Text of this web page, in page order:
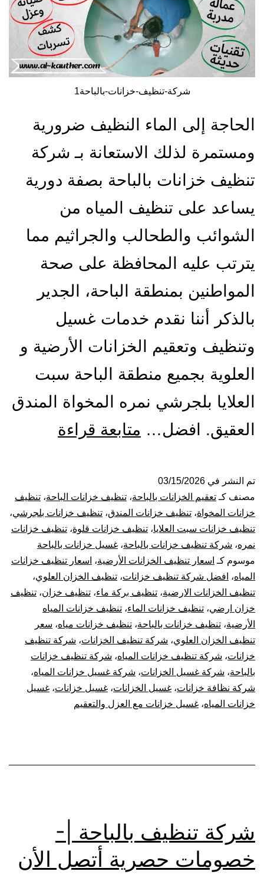
شركة-تنظيف-خزانات-بالباحة1
الحاجة إلى الماء النظيف ضرورية
ومستمرة لذلك الاستعانة بـ شركة
تنظيف خزانات بالباحة بصفة دورية
يساعد على تنظيف المياه من
الشوائب والطحالب والجراثيم مما
يترتب عليه المحافظة على صحة
المواطنين بمنطقة الباحة، الجدير
بالذكر أننا نقدم خدمات غسيل
وتنظيف وتعقيم الخزانات الأرضية و
العلوية بجميع منطقة الباحة سبت
العلايا بلجرشي نمره المخواة المندق
العقيق. افضل… متابعة قراءة
بالباحة
حصرية
أتصل
الأن
تم النشر في 03/15/2026
مصنف كـ تعقيم الخزانات بالباحة، تنظيف خزانات الباحة، تنظيف
خزانات المخواة، تنظيف خزانات المندق، تنظيف خزانات بلجرشي،
تنظيف خزانات سبت العلايا، تنظيف خزانات قلوة، تنظيف خزانات
نمره، شركة تنظيف خزانات بالباحة، غسيل خزانات بالباحة
موسوم كـ اسعار تنظيف الخزانات الأرضية، اسعار تنظيف خزانات
المياه، افضل شركة تنظيف خزانات، تنظيف الخزان العلوي،
تنظيف الخزانات الارضية، تنظيف بركة ماء، تنظيف خزان، تنظيف
خزان ارضي، تنظيف خزانات الماء، تنظيف خزانات المياه
الأرضية، تنظيف خزانات بالباحة، تنظيف خزانات مياه، سعر
تنظيف الخزان العلوي، شركة تنظيف الخزانات، شركة تنظيف
خزانات، شركة تنظيف خزانات المياه، شركة تنظيف خزانات
بالباحة، شركة غسيل الخزانات، شركة غسيل خزانات المياه،
شركة نظافة خزانات، غسيل الخزانات، غسيل خزانات، غسيل
خزانات المياه، غسيل خزانات مع العزل والتعقيم
شركة تنظيف بالباحة |-
خصومات حصرية أتصل الأن